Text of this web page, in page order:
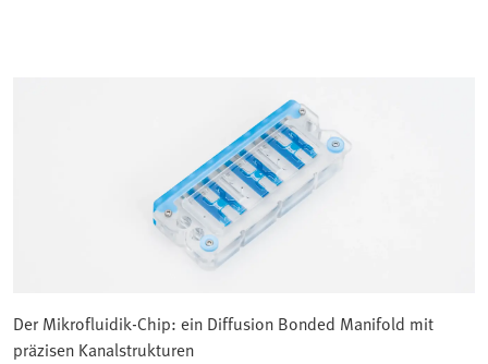
Der Mikrofluidik-Chip: ein Diffusion Bonded Manifold mit
präzisen Kanalstrukturen